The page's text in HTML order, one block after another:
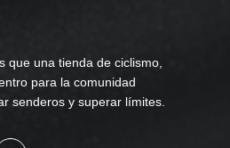
que una tienda de ciclismo,
para la comunidad
senderos y superar límites.